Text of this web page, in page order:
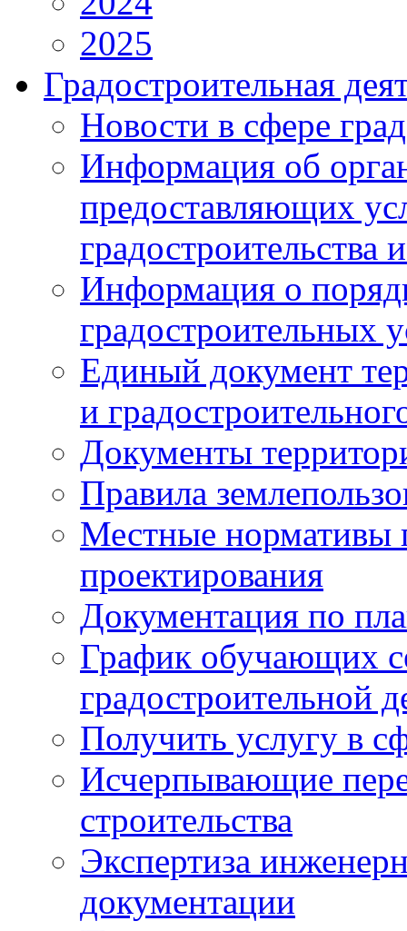
2025
Градостроительная
Новости в сфере
Информация об
предоставляющих
градостроительства
Информация о
градостроительных
Единый документ
и
Документы
Правила
Местные нормативы
проектирования
Документация по
График обучающих
градостроительной
Получить услугу в
Исчерпывающие
строительства
Экспертиза
документации